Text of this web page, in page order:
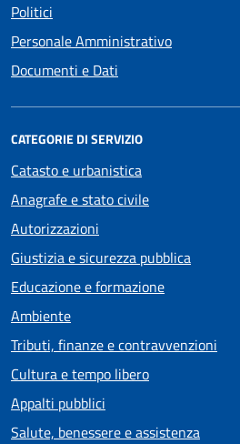
Politici
Personale Amministrativo
Documenti e Dati
CATEGORIE DI SERVIZIO
Catasto e urbanistica
Anagrafe e stato civile
Autorizzazioni
Giustizia e sicurezza pubblica
Educazione e formazione
Ambiente
Tributi, finanze e contravvenzioni
Cultura e tempo libero
Appalti pubblici
Salute, benessere e assistenza